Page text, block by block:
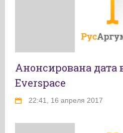
Анонсирована дата
Everspace
22:41, 16 апреля 2017